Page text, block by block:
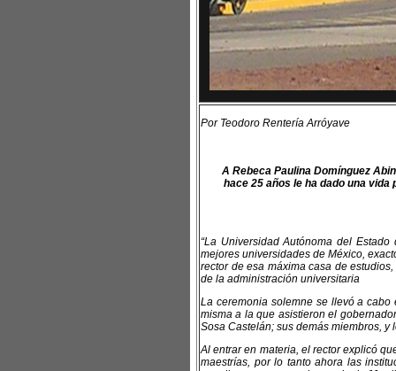
Por Teodoro Rentería Arróyave
A Rebeca Paulina Domínguez
hace 25 años le ha dado una
“La Universidad Autónoma del
mejores universidades de México,
rector de esa máxima casa de
de la administración universitaria
La ceremonia solemne se llevó a cabo
misma a la que asistieron el
Sosa Castelán; sus demás miembros,
Al entrar en materia, el rector explicó
maestrías, por lo tanto ahora las